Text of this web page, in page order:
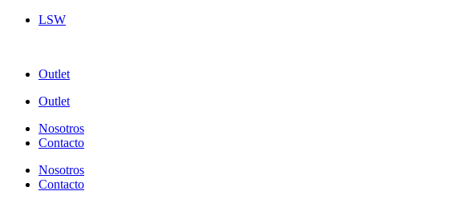
LSW
Outlet
Outlet
Nosotros
Contacto
Nosotros
Contacto